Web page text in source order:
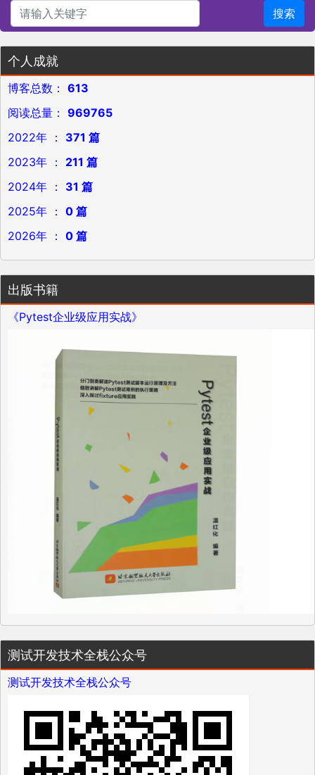
搜索
个人成就
博客总数： 613
阅读总量： 969765
2022年 ： 371 篇
2023年 ： 211 篇
2024年 ： 31 篇
2025年 ： 0 篇
2026年 ： 0 篇
出版书籍
《Pytest企业级应用实战》
测试开发技术全栈公众号
测试开发技术全栈公众号